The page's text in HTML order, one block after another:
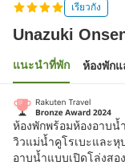
เรียวกัง
Unazuki
แนะนำที่พัก ห้องพัก
ห้องพักพร้อมห้องอาบน้
วิวแม่น้ำคูโรเบะและหุ
อาบน้ำแบบเปิดโล่งสอ